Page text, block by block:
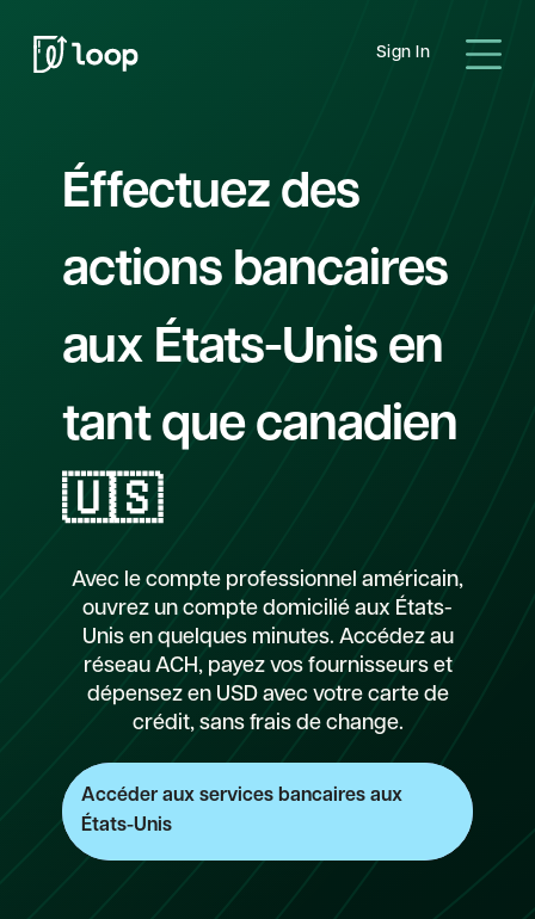
Sign In
Éffectuez des
actions bancaires
aux États-Unis en
tant que canadien
🇺🇸
Avec le compte professionnel américain,
ouvrez un compte domicilié aux États-
Unis en quelques minutes. Accédez au
réseau ACH, payez vos fournisseurs et
dépensez en USD avec votre carte de
crédit, sans frais de change.
Accéder aux services bancaires aux
États-Unis